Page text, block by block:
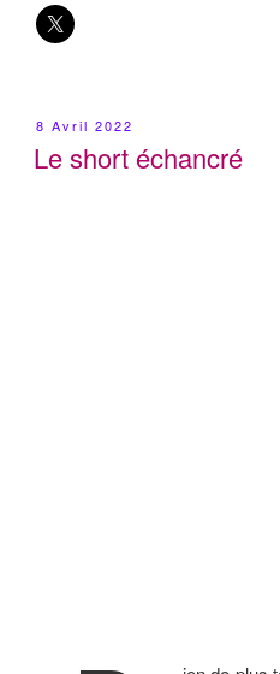
Publié
Le
8 Avril 2022
Le short échancré